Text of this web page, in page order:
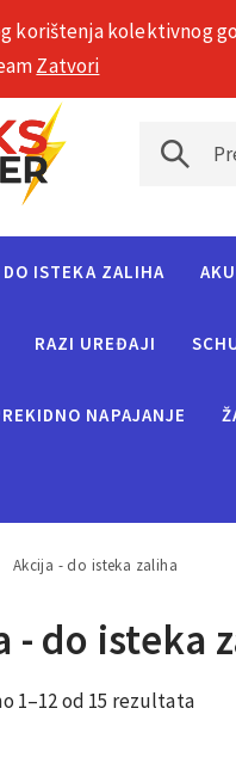
2002 575
ISTEKA ZALIHA
RAZI UREĐAJI
NAPAJANJE
Akcija - do isteka zaliha
- do isteka
1–12 od 15 rezultata
kolektivnog
Zatvori